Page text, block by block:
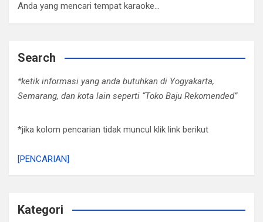
Anda yang mencari tempat karaoke…
Search
*ketik informasi yang anda butuhkan di Yogyakarta,
Semarang, dan kota lain seperti “Toko Baju Rekomended”
*jika kolom pencarian tidak muncul klik link berikut
[PENCARIAN]
Kategori